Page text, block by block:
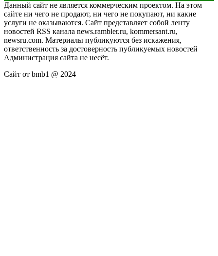
Данный сайт не является коммерческим проектом. На этом
сайте ни чего не продают, ни чего не покупают, ни какие
услуги не оказываются. Сайт представляет собой ленту
новостей RSS канала news.rambler.ru, kommersant.ru,
newsru.com. Материалы публикуются без искажения,
ответственность за достоверность публикуемых новостей
Администрация сайта не несёт.
Сайт от bmb1 @ 2024